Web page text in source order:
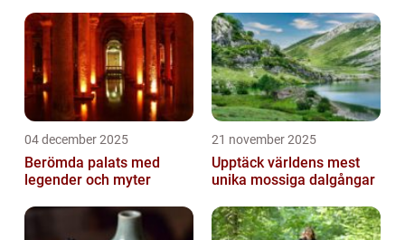
04 december 2025
Berömda palats med
legender och myter
21 november 2025
Upptäck världens mest
unika mossiga dalgångar